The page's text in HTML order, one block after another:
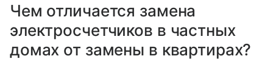
Чем отличается замена
электросчетчиков в частных
домах от замены в квартирах?